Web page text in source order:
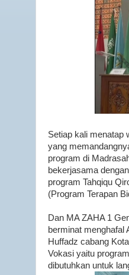
Setiap kali menatap
yang
program di
bekerjasama
program Tahqiqu
(Program Terapan
Dan MA ZAHA 1
berminat menghafal
Huffadz cabang
Vokasi yaitu
dibutuhkan untuk